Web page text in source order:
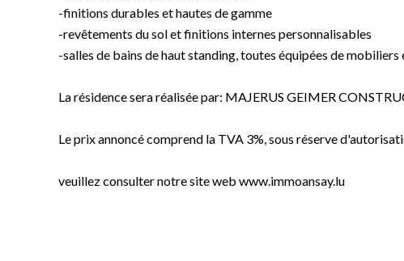
-finitions durables et hautes de gamme
-revêtements du sol et finitions internes personnalisables
-salles de bains de haut standing, toutes équipées de
La résidence sera réalisée par: MAJERUS GEIMER
Le prix annoncé comprend la TVA 3%, sous réserve
veuillez consulter notre site web www.immoansay.lu